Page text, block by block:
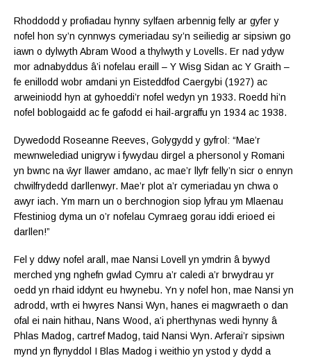
Rhoddodd y profiadau hynny sylfaen arbennig felly ar gyfer y
nofel hon sy’n cynnwys cymeriadau sy’n seiliedig ar sipsiwn go
iawn o dylwyth Abram Wood a thylwyth y Lovells. Er nad ydyw
mor adnabyddus â’i nofelau eraill – Y Wisg Sidan ac Y Graith –
fe enillodd wobr amdani yn Eisteddfod Caergybi (1927) ac
arweiniodd hyn at gyhoeddi’r nofel wedyn yn 1933. Roedd hi’n
nofel boblogaidd ac fe gafodd ei hail-argraffu yn 1934 ac 1938.
Dywedodd Roseanne Reeves, Golygydd y gyfrol: “Mae’r
mewnwelediad unigryw i fywydau dirgel a phersonol y Romani
yn bwnc na ŵyr llawer amdano, ac mae’r llyfr felly’n sicr o ennyn
chwilfrydedd darllenwyr. Mae’r plot a’r cymeriadau yn chwa o
awyr iach. Ym marn un o berchnogion siop lyfrau ym Mlaenau
Ffestiniog dyma un o’r nofelau Cymraeg gorau iddi erioed ei
darllen!”
Fel y ddwy nofel arall, mae Nansi Lovell yn ymdrin â bywyd
merched yng nghefn gwlad Cymru a’r caledi a’r brwydrau yr
oedd yn rhaid iddynt eu hwynebu. Yn y nofel hon, mae Nansi yn
adrodd, wrth ei hwyres Nansi Wyn, hanes ei magwraeth o dan
ofal ei nain hithau, Nans Wood, a’i pherthynas wedi hynny â
Phlas Madog, cartref Madog, taid Nansi Wyn. Arferai’r sipsiwn
mynd yn flynyddol I Blas Madog i weithio yn ystod y dydd a